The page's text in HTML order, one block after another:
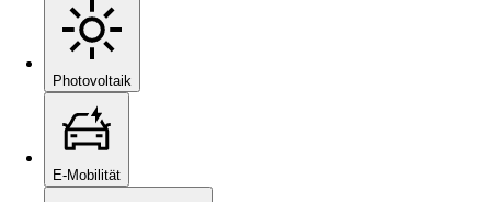
Photovoltaik
E-Mobilität